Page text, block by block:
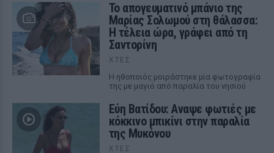
Το απογευματινό μπάνιο της
Μαρίας Σολωμού στη θάλασσα:
Η τέλεια ώρα, γράφει από τη
Σαντορίνη
ΧΤΕΣ
Η ηθοποιός μοιράστηκε μία φωτογραφία
της με μαγιό από παραλία του νησιού
Εύη Βατίδου: Αναψε φωτιές με
κόκκινο μπικίνι στην παραλία
της Μυκόνου
ΧΤΕΣ